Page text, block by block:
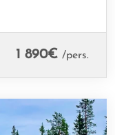
1 890€ /pers.